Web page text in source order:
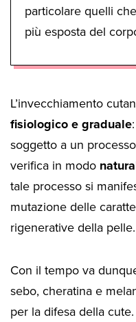
particolare quelli
più esposta del
L’invecchiamento
fisiologico e graduale
soggetto a un
verifica in modo
tale processo si
mutazione delle
rigenerative della pelle.
Con il tempo va
sebo, cheratina e
per la difesa della